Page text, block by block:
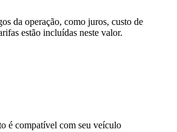
da operação, como juros, custo de
estão incluídas neste valor.
é compatível com seu veículo